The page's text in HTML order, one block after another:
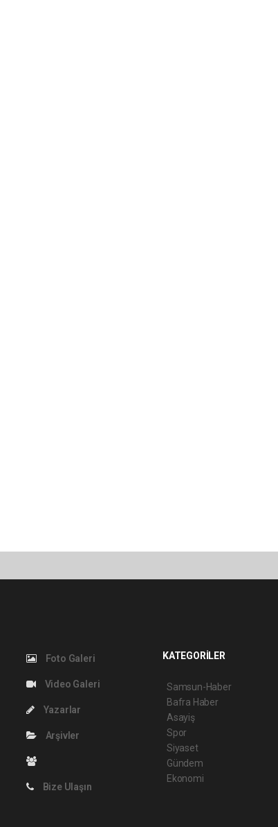
Foto Galeri
Video Galeri
Yazarlar
Arşivler
Bize Ulaşın
KATEGORİLER
Samsun-Haber
Bafra Haber
Asayiş
Spor
Siyaset
Gündem
Ekonomi